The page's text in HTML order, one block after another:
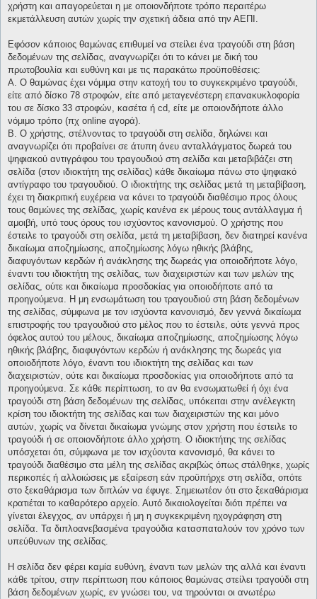
χρήστη και απαγορεύεται η με οποιονδήποτε τρόπο περαιτέρω
εκμετάλλευση αυτών χωρίς την σχετική άδεια από την ΑΕΠΙ.
Εφόσον κάποιος θαμώνας επιθυμεί να στείλει ένα τραγούδι στη βάση
δεδομένων της σελίδας, αναγνωρίζει ότι το κάνει με δική του
πρωτοβουλία και ευθύνη και με τις παρακάτω προϋποθέσεις:
Α. Ο θαμώνας έχει νόμιμα στην κατοχή του το συγκεκριμένο τραγούδι,
είτε από δίσκο 78 στροφών, είτε από μεταγενέστερη επανακυκλοφορία
του σε δίσκο 33 στροφών, κασέτα ή cd, είτε με οποιονδήποτε άλλο
νόμιμο τρόπο (πχ online αγορά).
Β. Ο χρήστης, στέλνοντας το τραγούδι στη σελίδα, δηλώνει και
αναγνωρίζει ότι προβαίνει σε άτυπη άνευ ανταλλάγματος δωρεά του
ψηφιακού αντιγράφου του τραγουδιού στη σελίδα και μεταβιβάζει στη
σελίδα (στον ιδιοκτήτη της σελίδας) κάθε δικαίωμα πάνω στο ψηφιακό
αντίγραφο του τραγουδιού. Ο ιδιοκτήτης της σελίδας μετά τη μεταβίβαση,
έχει τη διακριτική ευχέρεια να κάνει το τραγούδι διαθέσιμο προς όλους
τους θαμώνες της σελίδας, χωρίς κανένα εκ μέρους τους αντάλλαγμα ή
αμοιβή, υπό τους όρους του ισχύοντος κανονισμού. Ο χρήστης που
έστειλε το τραγούδι στη σελίδα, μετά τη μεταβίβαση, δεν διατηρεί κανένα
δικαίωμα αποζημίωσης, αποζημίωσης λόγω ηθικής βλάβης,
διαφυγόντων κερδών ή ανάκλησης της δωρεάς για οποιοδήποτε λόγο,
έναντι του ιδιοκτήτη της σελίδας, των διαχειριστών και των μελών της
σελίδας, ούτε και δικαίωμα προσδοκίας για οποιοδήποτε από τα
προηγούμενα. Η μη ενσωμάτωση του τραγουδιού στη βάση δεδομένων
της σελίδας, σύμφωνα με τον ισχύοντα κανονισμό, δεν γεννά δικαίωμα
επιστροφής του τραγουδιού στο μέλος που το έστειλε, ούτε γεννά προς
όφελος αυτού του μέλους, δικαίωμα αποζημίωσης, αποζημίωσης λόγω
ηθικής βλάβης, διαφυγόντων κερδών ή ανάκλησης της δωρεάς για
οποιοδήποτε λόγο, έναντι του ιδιοκτήτη της σελίδας και των
διαχειριστών, ούτε και δικαίωμα προσδοκίας για οποιοδήποτε από τα
προηγούμενα. Σε κάθε περίπτωση, το αν θα ενσωματωθεί ή όχι ένα
τραγούδι στη βάση δεδομένων της σελίδας, υπόκειται στην ανέλεγκτη
κρίση του ιδιοκτήτη της σελίδας και των διαχειριστών της και μόνο
αυτών, χωρίς να δίνεται δικαίωμα γνώμης στον χρήστη που έστειλε το
τραγούδι ή σε οποιονδήποτε άλλο χρήστη. Ο ιδιοκτήτης της σελίδας
υπόσχεται ότι, σύμφωνα με τον ισχύοντα κανονισμό, θα κάνει το
τραγούδι διαθέσιμο στα μέλη της σελίδας ακριβώς όπως στάλθηκε, χωρίς
περικοπές ή αλλοιώσεις με εξαίρεση εάν προϋπήρχε στη σελίδα, οπότε
στο ξεκαθάρισμα των διπλών να έφυγε. Σημειωτέον ότι στο ξεκαθάρισμα
κρατιέται το καθαρότερο αρχείο. Αυτό δικαιολογείται διότι πρέπει να
γίνεται έλεγχος, αν υπάρχει ή μη η συγκεκριμένη ηχογράφηση στη
σελίδα. Τα διπλοανεβασμένα τραγούδια κατασπαταλούν τον χρόνο των
υπεύθυνων της σελίδας.
Η σελίδα δεν φέρει καμία ευθύνη, έναντι των μελών της αλλά και έναντι
κάθε τρίτου, στην περίπτωση που κάποιος θαμώνας στείλει τραγούδι στη
βάση δεδομένων χωρίς, εν γνώσει του, να τηρούνται οι ανωτέρω